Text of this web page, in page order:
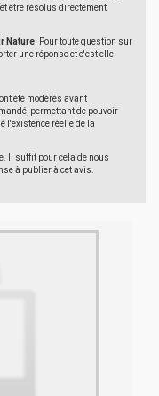
être résolus directement
Nature . Pour toute question sur
une réponse et c'est elle
été modérés avant
permettant de pouvoir
l'existence réelle de la
Il suffit pour cela de nous
à publier à cet avis.